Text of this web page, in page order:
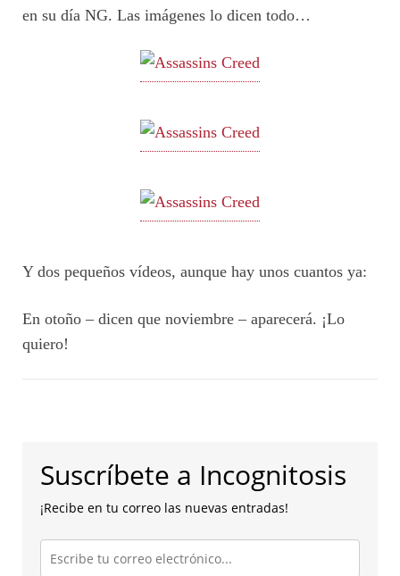
en su día NG. Las imágenes lo dicen todo…
Y dos pequeños vídeos, aunque hay unos cuantos ya:
En otoño – dicen que noviembre – aparecerá. ¡Lo
quiero!
Suscríbete a Incognitosis
¡Recibe en tu correo las nuevas entradas!
Escribe
tu